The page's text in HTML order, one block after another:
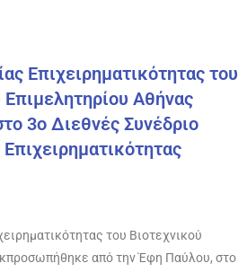
Επιχειρηματικότητας του
Επιμελητηρίου Αθήνας
3ο Διεθνές Συνέδριο
Επιχειρηματικότητας
του Βιοτεχνικού
από την Έφη Παύλου, στο